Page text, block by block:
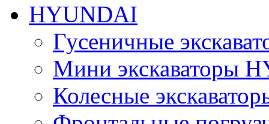
HYUNDAI
Гусеничные
Мини экскаваторы
Колесные